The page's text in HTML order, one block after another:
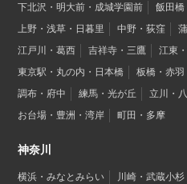
下北沢・明大前・成城学園前
飯田橋
上野・浅草・日暮里
中野・荻窪
江戸川・葛西
吉祥寺・三鷹 江東
東京駅・丸の内・日本橋
板橋・赤羽
調布・府中
練馬・光が丘 立川・
お台場・豊洲・湾岸
町田・多摩
神奈川
横浜・みなとみらい 川崎・武蔵小杉